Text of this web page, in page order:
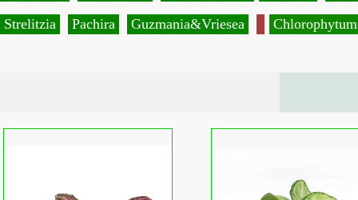
Strelitzia Pachira Guzmania&Vriesea Chlorophytum